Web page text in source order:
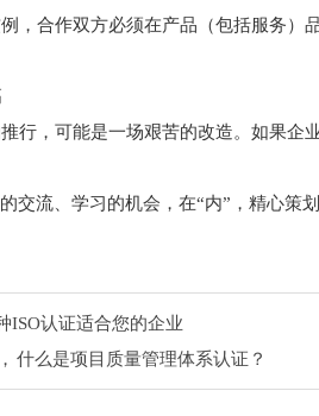
，合作双方必须在产品（包括服务）
行，可能是一场艰苦的改造。如果
交流、学习的机会，在“内”，精心
ISO认证适合您的企业
什么是项目质量管理体系认证？